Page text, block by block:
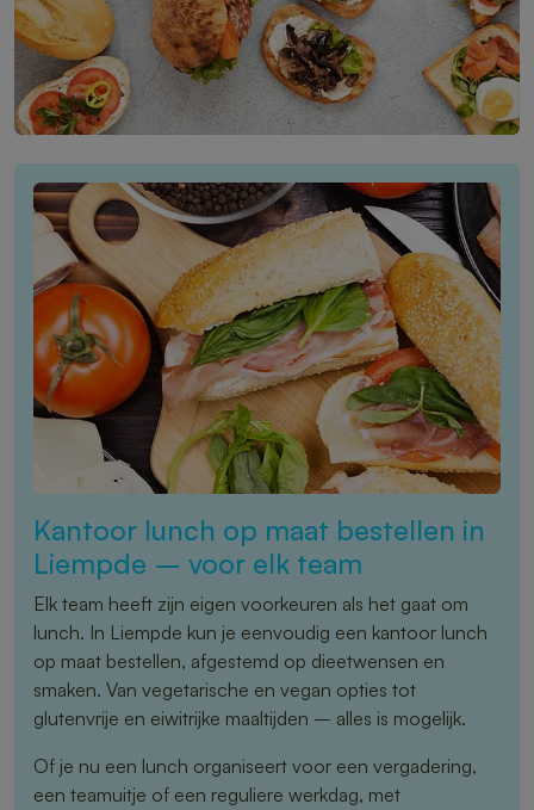
Kantoor lunch op maat bestellen in
Liempde – voor elk team
Elk team heeft zijn eigen voorkeuren als het gaat om
lunch. In Liempde kun je eenvoudig een kantoor lunch
op maat bestellen, afgestemd op dieetwensen en
smaken. Van vegetarische en vegan opties tot
glutenvrije en eiwitrijke maaltijden – alles is mogelijk.
Of je nu een lunch organiseert voor een vergadering,
een teamuitje of een reguliere werkdag, met